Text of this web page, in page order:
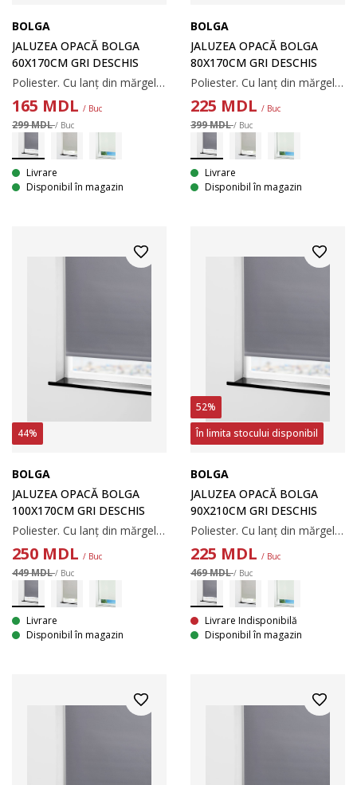
BOLGA
JALUZEA OPACĂ BOLGA
60X170CM GRI DESCHIS
Poliester. Cu lanț din mărgele. Lățimea poate fi ajustată. 60x170 cm
165 MDL / Buc
299 MDL/ Buc
Livrare
Disponibil în magazin
BOLGA
JALUZEA OPACĂ BOLGA
80X170CM GRI DESCHIS
Poliester. Cu lanț din mărgele. Lățimea poate fi ajustată. 80x170 cm
225 MDL / Buc
399 MDL/ Buc
Livrare
Disponibil în magazin
44%
BOLGA
JALUZEA OPACĂ BOLGA
100X170CM GRI DESCHIS
Poliester. Cu lanț din mărgele. Lățimea poate fi ajustată. 100x170 cm
250 MDL / Buc
449 MDL/ Buc
Livrare
Disponibil în magazin
52%
În limita stocului disponibil
BOLGA
JALUZEA OPACĂ BOLGA
90X210CM GRI DESCHIS
Poliester. Cu lanț din mărgele. Lățimea poate fi ajustată. 90x210 cm
225 MDL / Buc
469 MDL/ Buc
Livrare Indisponibilă
Disponibil în magazin